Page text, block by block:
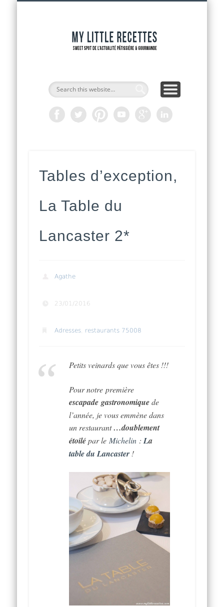
Tables d’exception,
La Table du
Lancaster 2*
Agathe
23/01/2016
Adresses restaurants 75008
Petits veinards que vous êtes !!!
Pour notre première
escapade gastronomiquede
l’année, je vous emmène dans
un restaurant…doublement
étoilépar le Michelin :La
table du Lancaster !